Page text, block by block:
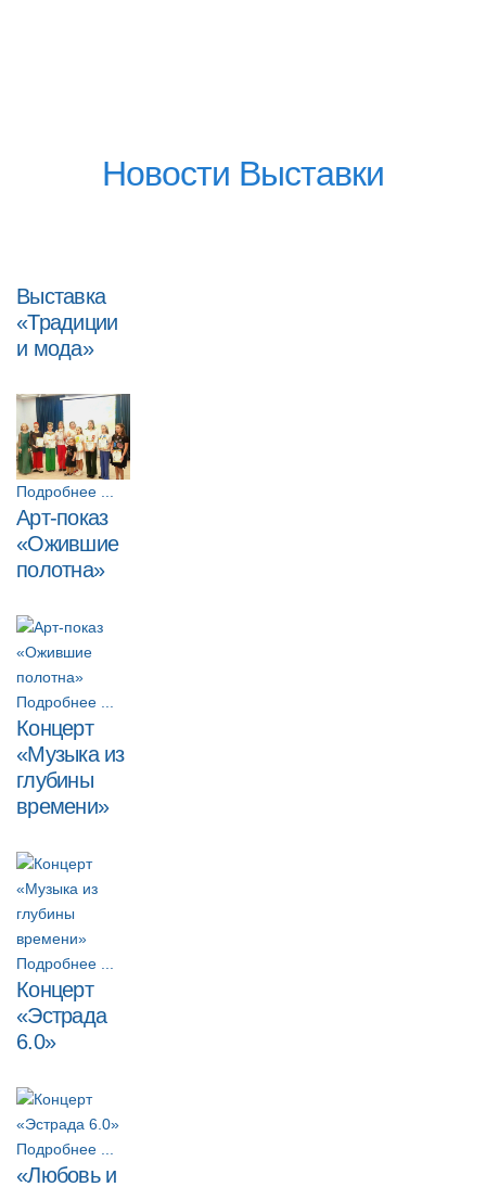
Новости Выставки
Выставка
«Традиции
и мода»
Подробнее ...
Арт-показ
«Ожившие
полотна»
Подробнее ...
Концерт
«Музыка из
глубины
времени»
Подробнее ...
Концерт
«Эстрада
6.0»
Подробнее ...
«Любовь и